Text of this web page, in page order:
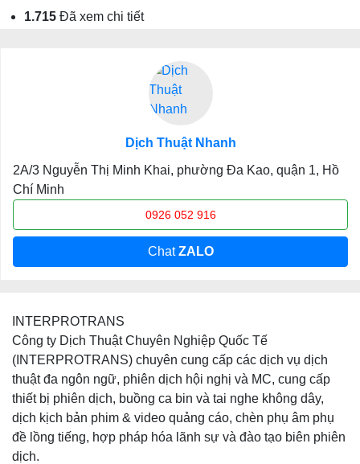
1.715 Đã xem chi tiết
Dịch Thuật Nhanh
2A/3 Nguyễn Thị Minh Khai, phường Đa Kao, quận 1, Hồ
Chí Minh
0926 052 916
ChatZALO
INTERPROTRANS
Công ty Dịch Thuật Chuyên Nghiệp Quốc Tế
(INTERPROTRANS) chuyên cung cấp các dịch vụ dịch
thuật đa ngôn ngữ, phiên dịch hội nghị và MC, cung cấp
thiết bị phiên dịch, buồng ca bin và tai nghe không dây,
dịch kịch bản phim & video quảng cáo, chèn phụ âm phụ
đề lồng tiếng, hợp pháp hóa lãnh sự và đào tạo biên phiên
dịch.